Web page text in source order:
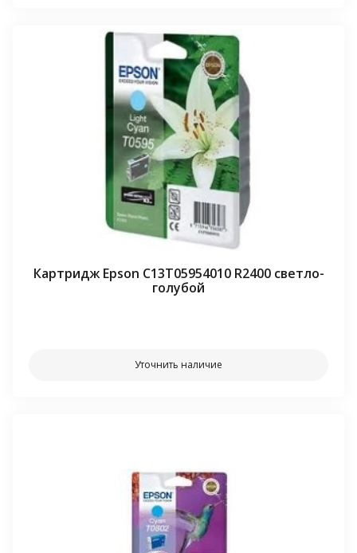
Картридж Epson C13T05954010 R2400 светло-
голубой
Уточнить наличие